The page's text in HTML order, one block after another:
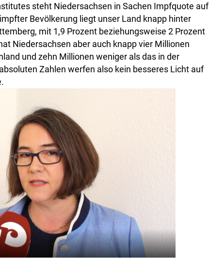
steht Niedersachsen in Sachen Impfquote auf
Bevölkerung liegt unser Land knapp hinter
mit 1,9 Prozent beziehungsweise 2 Prozent
Niedersachsen aber auch knapp vier Millionen
und zehn Millionen weniger als das in der
Zahlen werfen also kein besseres Licht auf